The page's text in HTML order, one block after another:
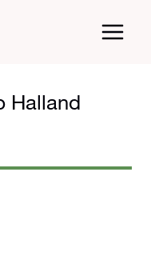
Halland